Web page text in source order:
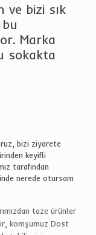
ve bizi sık
Marka
sokakta
bizi ziyarete
keyifli
tarafından
nerede otursam
taze ürünler
komşumuz Dost